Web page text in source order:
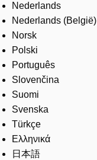
Nederlands
Nederlands (België)
Norsk
Polski
Português
Slovenčina
Suomi
Svenska
Türkçe
Ελληνικά
日本語